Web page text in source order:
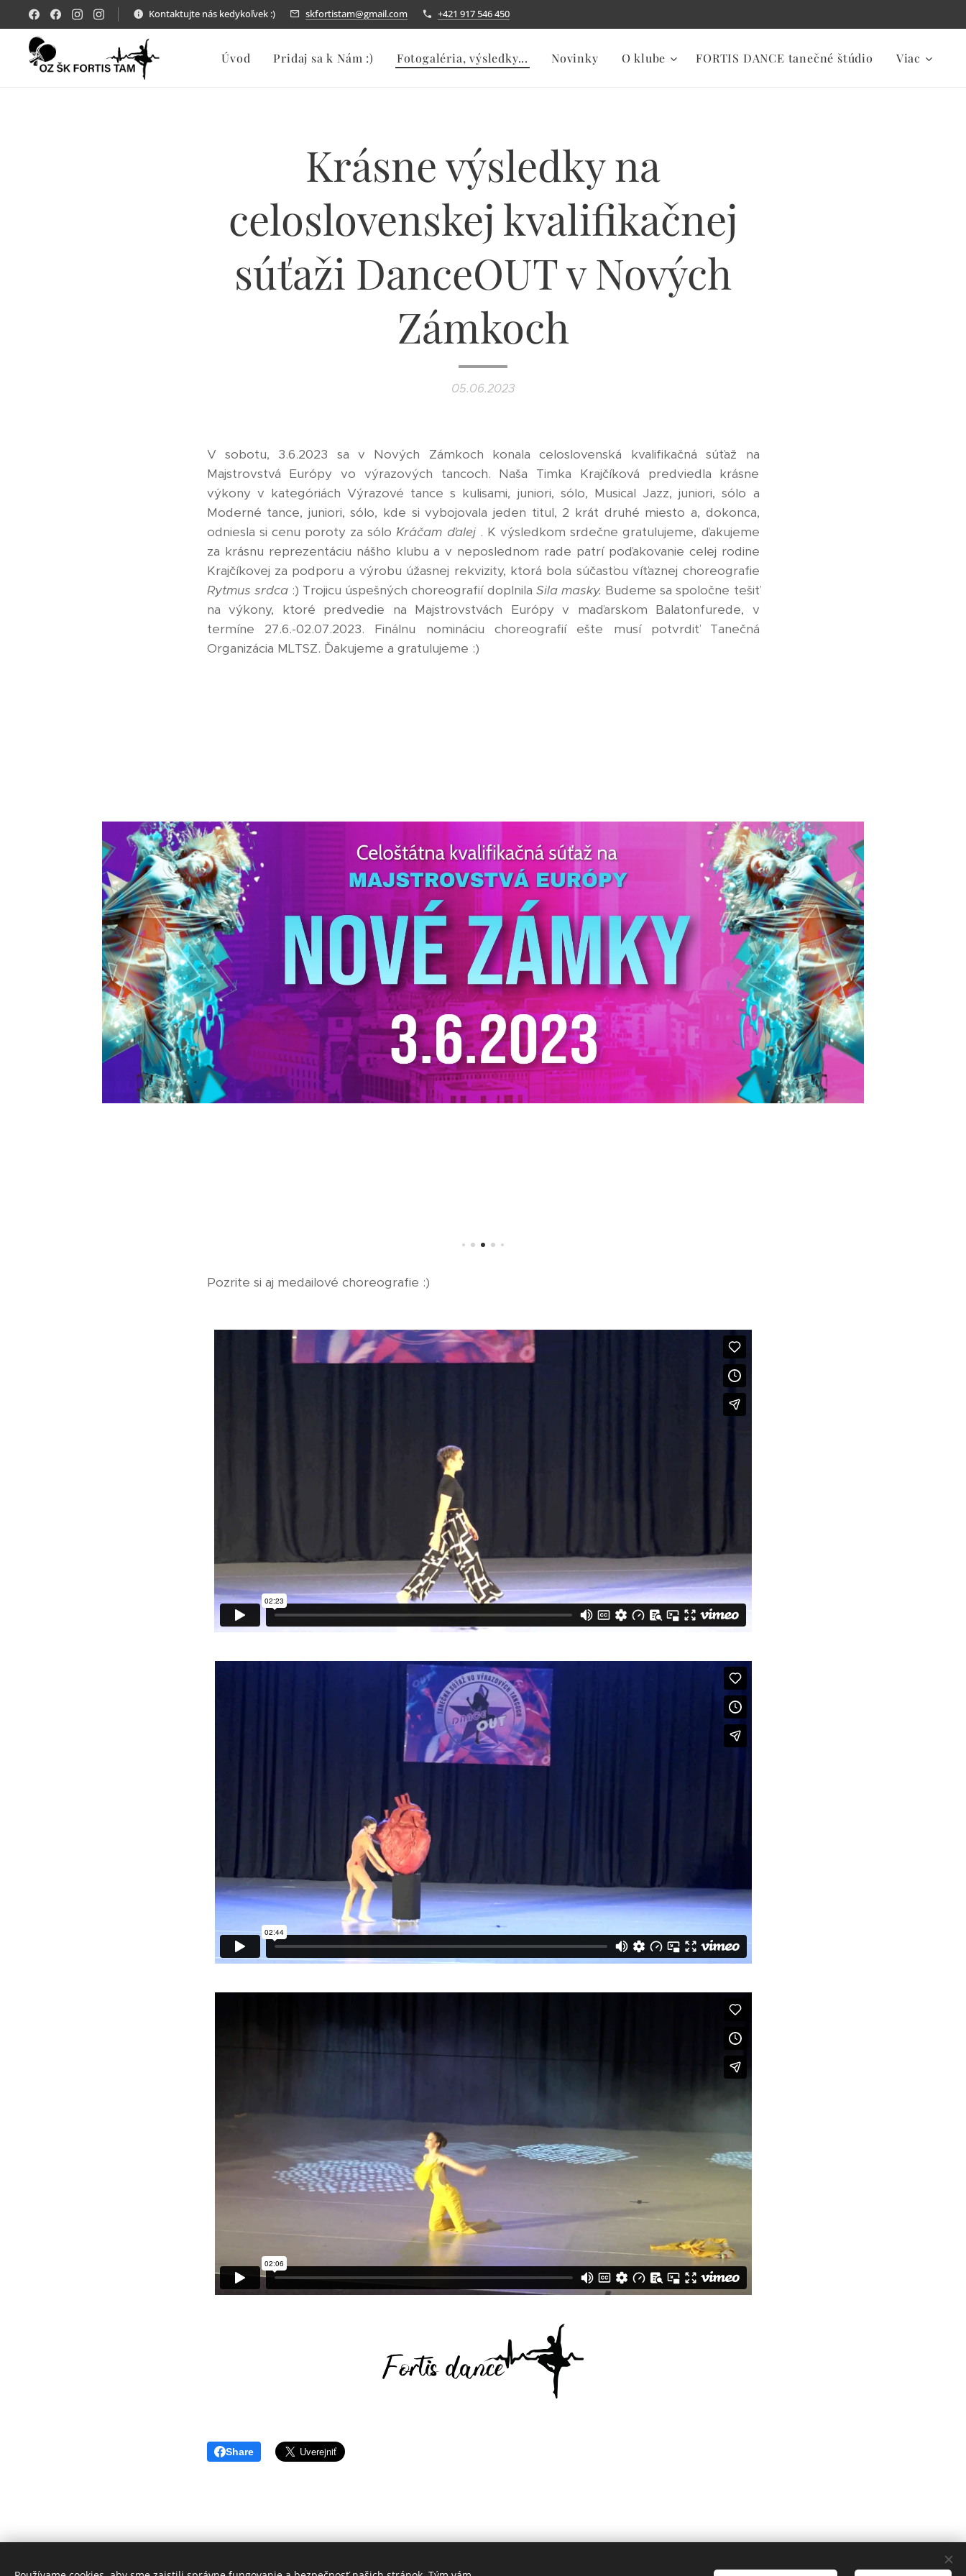
Kontaktujte nás kedykoľvek :) skfortistam@gmail.com +421 917 546 450
Úvod Pridaj sa k Nám :) Fotogaléria, výsledky... Novinky O klube FORTIS DANCE tanečné štúdio Viac
Krásne výsledky na
celoslovenskej kvalifikačnej
súťaži DanceOUT v Nových
Zámkoch
05.06.2023
V sobotu, 3.6.2023 sa v Nových Zámkoch konala celoslovenská kvalifikačná súťaž na
Majstrovstvá Európy vo výrazových tancoch. Naša Timka Krajčíková predviedla krásne
výkony v kategóriách Výrazové tance s kulisami, juniori, sólo, Musical Jazz, juniori, sólo a
Moderné tance, juniori, sólo, kde si vybojovala jeden titul, 2 krát druhé miesto a, dokonca,
odniesla si cenu poroty za sólo ´Kráčam ďalej. K výsledkom srdečne gratulujeme, ďakujeme
za krásnu reprezentáciu nášho klubu a v neposlednom rade patrí poďakovanie celej rodine
Krajčíkovej za podporu a výrobu úžasnej rekvizity, ktorá bola súčasťou víťaznej choreografie
Rytmus srdca:) Trojicu úspešných choreografií doplnila Sila masky. Budeme sa spoločne tešiť
na výkony, ktoré predvedie na Majstrovstvách Európy v maďarskom Balatonfurede, v
termíne 27.6.-02.07.2023. Finálnu nomináciu choreografií ešte musí potvrdiť Tanečná
Organizácia MLTSZ. Ďakujeme a gratulujeme :)
Pozrite si aj medailové choreografie :)
Share